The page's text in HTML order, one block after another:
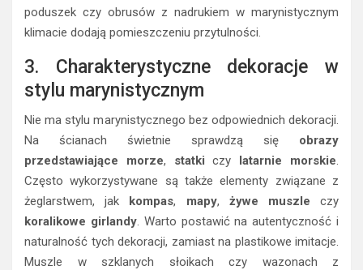
poduszek czy obrusów z nadrukiem w marynistycznym
klimacie dodają pomieszczeniu przytulności.
3. Charakterystyczne dekoracje w
stylu marynistycznym
Nie ma stylu marynistycznego bez odpowiednich dekoracji.
Na ścianach świetnie sprawdzą się obrazy
przedstawiające morze, statki czy latarnie morskie.
Często wykorzystywane są także elementy związane z
żeglarstwem, jak kompas, mapy, żywe muszle czy
koralikowe girlandy. Warto postawić na autentyczność i
naturalność tych dekoracji, zamiast na plastikowe imitacje.
Muszle w szklanych słoikach czy wazonach z